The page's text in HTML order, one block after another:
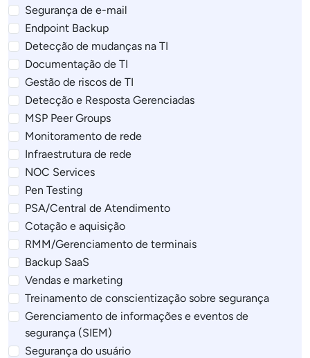
Segurança de e-mail
Endpoint Backup
Detecção de mudanças na TI
Documentação de TI
Gestão de riscos de TI
Detecção e Resposta Gerenciadas
MSP Peer Groups
Monitoramento de rede
Infraestrutura de rede
NOC Services
Pen Testing
PSA/Central de Atendimento
Cotação e aquisição
RMM/Gerenciamento de terminais
Backup SaaS
Vendas e marketing
Treinamento de conscientização sobre segurança
Gerenciamento de informações e eventos de
segurança (SIEM)
Segurança do usuário